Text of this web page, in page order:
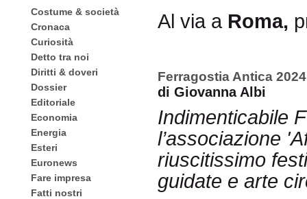
Costume & società
Cronaca
Curiosità
Detto tra noi
Diritti & doveri
Dossier
Editoriale
Economia
Energia
Esteri
Euronews
Fare impresa
Fatti nostri
Al via a Roma,
Ferragostia Antica 2024
di Giovanna Albi
Indimenticabile
l’associazione
riuscitissimo
guidate e arte